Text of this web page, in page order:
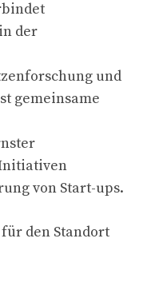
der
und
gemeinsame
von Start-ups.
den Standort